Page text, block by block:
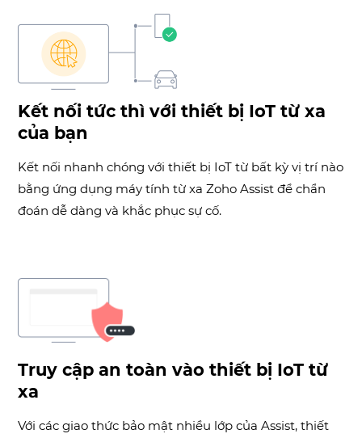
Kết nối tức thì với thiết bị IoT từ xa
của bạn
Kết nối nhanh chóng với thiết bị IoT từ bất kỳ vị trí nào
bằng ứng dụng máy tính từ xa Zoho Assist để chẩn
đoán dễ dàng và khắc phục sự cố.
Truy cập an toàn vào thiết bị IoT từ
xa
Với các giao thức bảo mật nhiều lớp của Assist, thiết